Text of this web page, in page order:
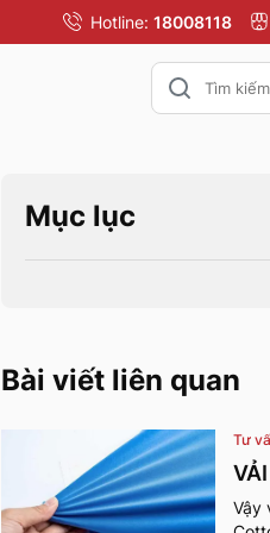
Hotline: 18008118
Mục lục
Bài viết liên quan
Tư
Vậy